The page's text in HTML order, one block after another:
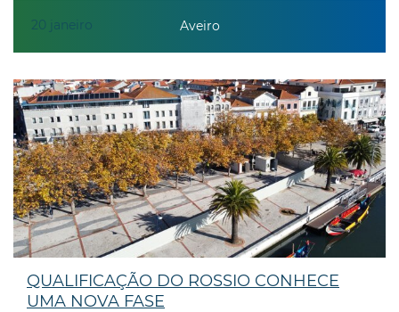
20 janeiro Aveiro
QUALIFICAÇÃO DO ROSSIO CONHECE
UMA NOVA FASE